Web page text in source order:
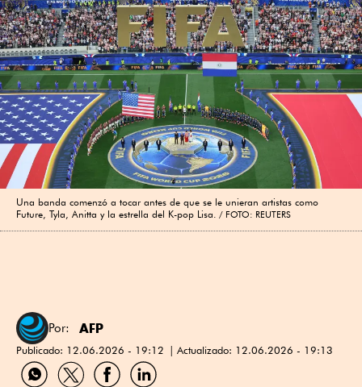
Una banda comenzó a tocar antes de que se le unieran artistas como
Future, Tyla, Anitta y la estrella del K-pop Lisa.
FOTO: REUTERS
Por: AFP
Publicado: 12.06.2026 - 19:12 Actualizado: 12.06.2026 - 19:13
Compartir
por
Compartir
por
Compartir
por
Compartir
por